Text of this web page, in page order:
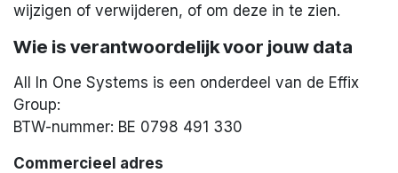
wijzigen of verwijderen, of om deze in te zien.
Wie is verantwoordelijk voor jouw data
All In One Systems is een onderdeel van de Effix
Group:
BTW-nummer: BE 0798 491 330
Commercieel adres